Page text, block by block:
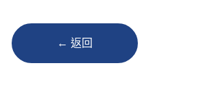
← 返回